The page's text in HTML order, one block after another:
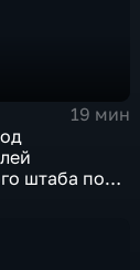
19 мин
штаба по